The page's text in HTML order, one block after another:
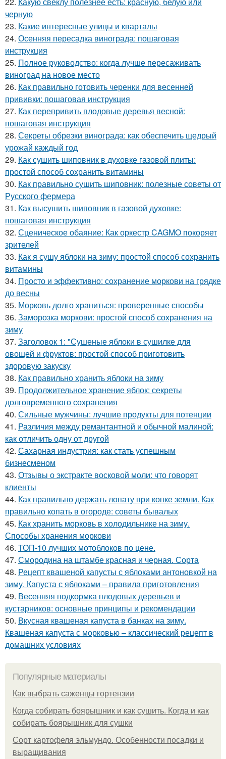
черную
23. Какие интересные улицы и кварталы
24. Осенняя пересадка винограда: пошаговая
инструкция
25. Полное руководство: когда лучше пересаживать
виноград на новое место
26. Как правильно готовить черенки для весенней
прививки: пошаговая инструкция
27. Как перепривить плодовые деревья весной:
пошаговая инструкция
28. Секреты обрезки винограда: как обеспечить щедрый
урожай каждый год
29. Как сушить шиповник в духовке газовой плиты:
простой способ сохранить витамины
30. Как правильно сушить шиповник: полезные советы от
Русского фермера
31. Как высушить шиповник в газовой духовке:
пошаговая инструкция
32. Сценическое обаяние: Как оркестр CAGMO покоряет
зрителей
33. Как я сушу яблоки на зиму: простой способ сохранить
витамины
34. Просто и эффективно: сохранение моркови на грядке
до весны
35. Морковь долго храниться: проверенные способы
36. Заморозка моркови: простой способ сохранения на
зиму
37. Заголовок 1: "Сушеные яблоки в сушилке для
овощей и фруктов: простой способ приготовить
здоровую закуску
38. Как правильно хранить яблоки на зиму
39. Продолжительное хранение яблок: секреты
долговременного сохранения
40. Сильные мужчины: лучшие продукты для потенции
41. Различия между ремантантной и обычной малиной:
как отличить одну от другой
42. Сахарная индустрия: как стать успешным
бизнесменом
43. Отзывы о экстракте восковой моли: что говорят
клиенты
44. Как правильно держать лопату при копке земли. Как
правильно копать в огороде: советы бывалых
45. Как хранить морковь в холодильнике на зиму.
Способы хранения моркови
46. ТОП-10 лучших мотоблоков по цене.
47. Смородина на штамбе красная и черная. Сорта
48. Рецепт квашеной капусты с яблоками антоновкой на
зиму. Капуста с яблоками – правила приготовления
49. Весенняя подкормка плодовых деревьев и
кустарников: основные принципы и рекомендации
50. Вкусная квашеная капуста в банках на зиму.
Квашеная капуста с морковью – классический рецепт в
домашних условиях
Популярные материалы
Как выбрать саженцы гортензии
Когда собирать боярышник и как сушить. Когда и как
собирать боярышник для сушки
Сорт картофеля эльмундо. Особенности посадки и
выращивания